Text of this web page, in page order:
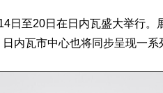
日至20日在日内瓦盛大举行。
内瓦市中心也将同步呈现一系